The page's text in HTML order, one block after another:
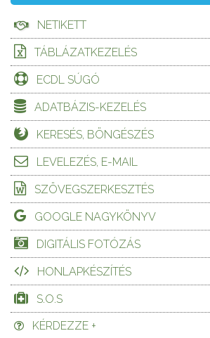
NETIKETT
TÁBLÁZATKEZELÉS
ECDL SÚGÓ
ADATBÁZIS-KEZELÉS
KERESÉS, BÖNGÉSZÉS
LEVELEZÉS, E-MAIL
SZÖVEGSZERKESZTÉS
GOOGLE NAGYKÖNYV
DIGITÁLIS FOTÓZÁS
HONLAPKÉSZÍTÉS
S.O.S
KÉRDEZZE +